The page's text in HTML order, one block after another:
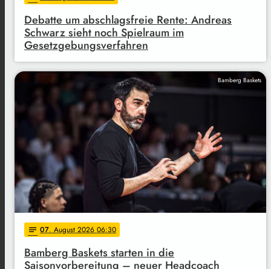
Debatte um abschlagsfreie Rente: Andreas
Schwarz sieht noch Spielraum im
Gesetzgebungsverfahren
Bamberg Baskets
notes 07. August 2026 06:30
Bamberg Baskets starten in die
Saisonvorbereitung – neuer Headcoach